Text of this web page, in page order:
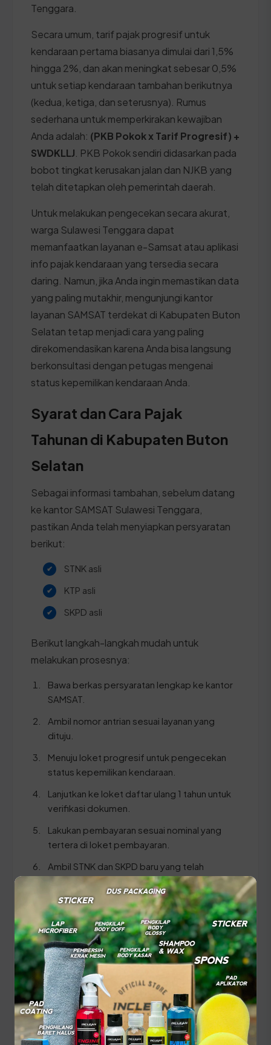
Tenggara.
Secara umum, tarif pajak progresif untuk
kendaraan pertama biasanya dimulai dari 1,5%
hingga 2%, dan akan meningkat sebesar 0,5%
untuk setiap kendaraan tambahan berikutnya
(kedua, ketiga, dan seterusnya). Rumus
sederhana untuk memperkirakan kewajiban
Anda adalah: (PKB Pokok x Tarif Progresif) +
SWDKLLJ . PKB Pokok sendiri didasarkan pada
bobot tingkat kerusakan jalan dan NJKB yang
telah ditetapkan oleh pemerintah daerah.
Untuk melakukan pengecekan secara akurat,
warga Sulawesi Tenggara dapat
memanfaatkan layanan e-Samsat atau aplikasi
info pajak kendaraan yang tersedia secara
daring. Namun, jika Anda ingin memastikan data
yang paling mutakhir, mengunjungi kantor
layanan SAMSAT terdekat di Kabupaten Buton
Selatan tetap menjadi cara yang paling
direkomendasikan karena Anda bisa langsung
berkonsultasi dengan petugas mengenai
status kepemilikan kendaraan Anda.
Syarat dan Cara Pajak
Tahunan di Kabupaten Buton
Selatan
Sebagai informasi tambahan, sebelum datang
ke kantor SAMSAT Sulawesi Tenggara,
pastikan Anda telah menyiapkan persyaratan
berikut:
STNK asli
KTP asli
SKPD asli
Berikut langkah-langkah mudah untuk
melakukan prosesnya:
Bawa berkas persyaratan lengkap ke kantor
SAMSAT.
Ambil nomor antrian sesuai layanan yang
dituju.
Menuju loket progresif untuk pengecekan
status kepemilikan kendaraan.
Lanjutkan ke loket daftar ulang 1 tahun untuk
verifikasi dokumen.
Lakukan pembayaran sesuai nominal yang
tertera di loket pembayaran.
Ambil STNK dan SKPD baru yang telah
disahkan oleh petugas.
⚠️ Pastikan Anda membawa dokumen KTP dan
STNK yang ASLI serta pastikan data identitas
pada kedua dokumen tersebut sinkron untuk
menghindari penolakan saat verifikasi.
Panduan Pajak 5 Tahunan
(Ganti Plat) di Sulawesi